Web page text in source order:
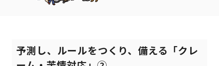
予測し、ルールをつくり、備える「クレ